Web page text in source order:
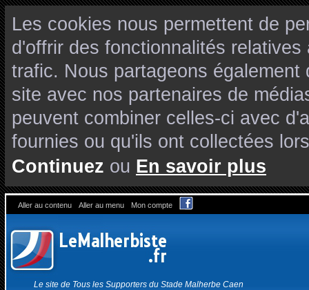
Les cookies nous permettent de
d'offrir des fonctionnalités
trafic. Nous partageons
site avec nos partenaires de
peuvent combiner celles-ci avec
fournies ou qu'ils ont collectées
Continuez ou En savoir plus
Aller au contenu Aller au menu Mon compte
Le site de Tous les Supporters du Stade Malherbe Caen